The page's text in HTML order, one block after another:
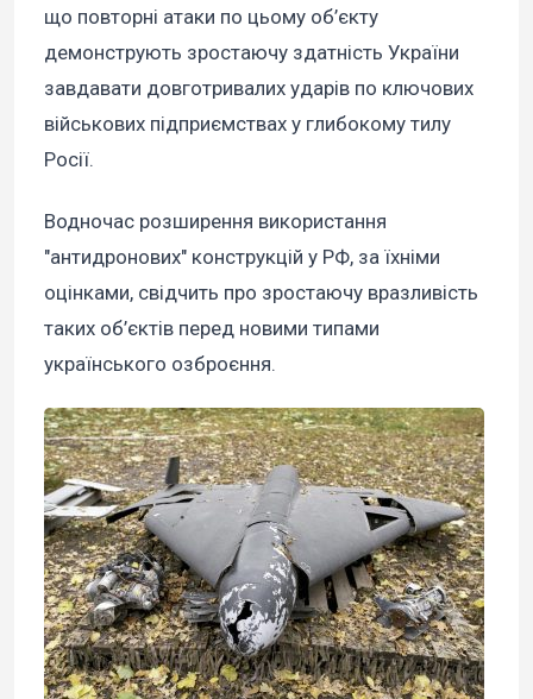
що повторні атаки по цьому об’єкту
демонструють зростаючу здатність України
завдавати довготривалих ударів по ключових
військових підприємствах у глибокому тилу
Росії.
Водночас розширення використання
"антидронових" конструкцій у РФ, за їхніми
оцінками, свідчить про зростаючу вразливість
таких об’єктів перед новими типами
українського озброєння.